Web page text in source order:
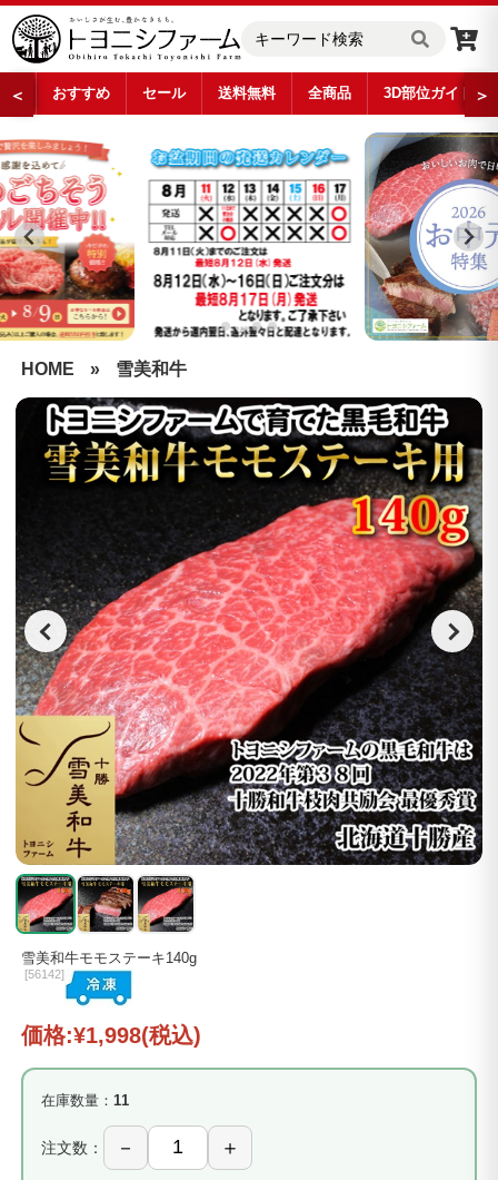
＜ おすすめ セール 送料無料 全商品 3D部位ガイド ＞
HOME » 雪美和牛
雪美和牛モモステーキ140g
[56142]
価格:¥1,998(税込)
在庫数量： 11
注文数：